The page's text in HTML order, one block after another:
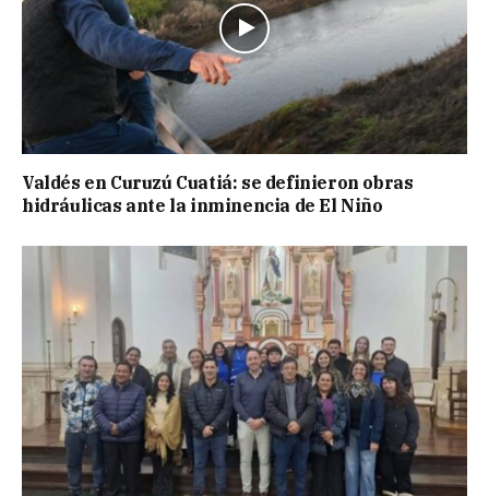
Valdés en Curuzú Cuatiá: se definieron obras
hidráulicas ante la inminencia de El Niño